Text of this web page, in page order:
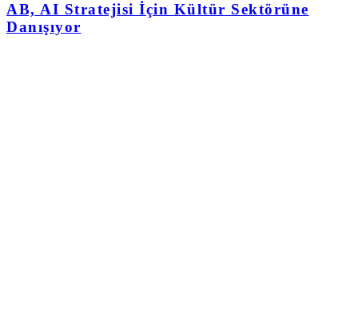
AB, AI Stratejisi İçin Kültür Sektörüne
Danışıyor